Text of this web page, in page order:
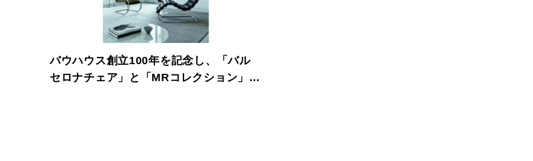
バウハウス創立100年を記念し、「バル
セロナチェア」と「MRコレクション」が